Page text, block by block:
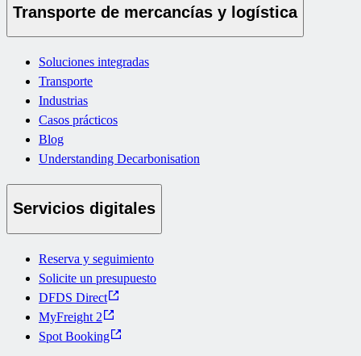
Transporte de mercancías y logística
Soluciones integradas
Transporte
Industrias
Casos prácticos
Blog
Understanding Decarbonisation
Servicios digitales
Reserva y seguimiento
Solicite un presupuesto
DFDS Direct
MyFreight 2
Spot Booking